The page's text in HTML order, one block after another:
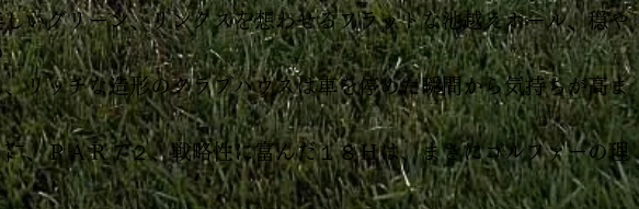
いグリーン、リンクスを想わせるフラットな池越えホール、穏や
リッチな造形のクラブハウスは車を停めた瞬間から気持ちが高ま
、ＰＡＲ７２、戦略性に富んだ１８Ｈは、まさにゴルファーの理